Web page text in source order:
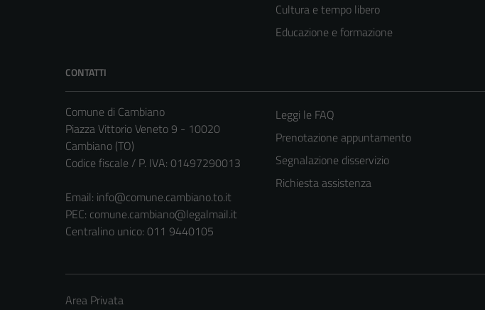
Cultura e tempo libero
Educazione e formazione
CONTATTI
Comune di Cambiano
Piazza Vittorio Veneto 9 - 10020
Cambiano (TO)
Codice fiscale / P. IVA: 01497290013
Email: info@comune.cambiano.to.it
PEC: comune.cambiano@legalmail.it
Centralino unico: 011 9440105
Leggi le FAQ
Prenotazione appuntamento
Segnalazione disservizio
Richiesta assistenza
Area Privata